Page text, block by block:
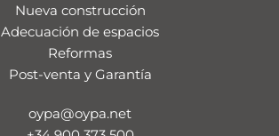
Nueva construcción
Adecuación de espacios
Reformas
Post-venta y Garantía
oypa@oypa.net